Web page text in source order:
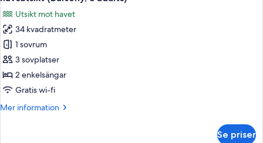
1
child)
luftkonditionering
havsutsikt
(Balcony,
2
child)
för
Lägenhet
Premium
-
1
sovrum
luftkonditionering
Utsikt mot havet
34 kvadratmeter
1 sovrum
3 sovplatser
2 enkelsängar
Gratis wi-fi
Mer information
Mer
Se priser